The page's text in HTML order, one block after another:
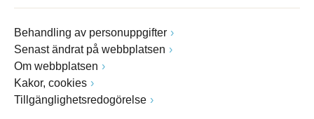
Behandling av personuppgifter
Senast ändrat på webbplatsen
Om webbplatsen
Kakor, cookies
Tillgänglighetsredogörelse